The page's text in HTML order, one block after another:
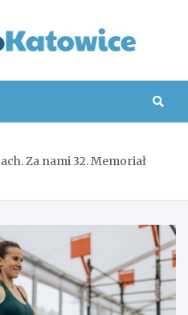
Za nami 32. Memoriał